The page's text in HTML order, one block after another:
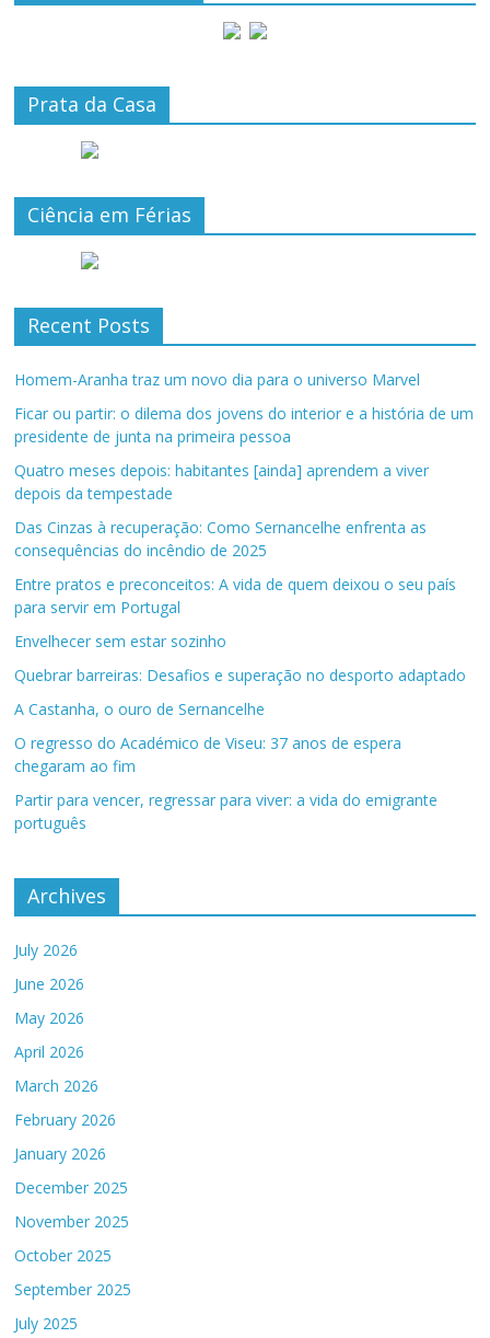
Prata da Casa
Ciência em Férias
Recent Posts
Homem-Aranha traz um novo dia para o universo Marvel
Ficar ou partir: o dilema dos jovens do interior e a história de um
presidente de junta na primeira pessoa
Quatro meses depois: habitantes [ainda] aprendem a viver
depois da tempestade
Das Cinzas à recuperação: Como Sernancelhe enfrenta as
consequências do incêndio de 2025
Entre pratos e preconceitos: A vida de quem deixou o seu país
para servir em Portugal
Envelhecer sem estar sozinho
Quebrar barreiras: Desafios e superação no desporto adaptado
A Castanha, o ouro de Sernancelhe
O regresso do Académico de Viseu: 37 anos de espera
chegaram ao fim
Partir para vencer, regressar para viver: a vida do emigrante
português
Archives
July 2026
June 2026
May 2026
April 2026
March 2026
February 2026
January 2026
December 2025
November 2025
October 2025
September 2025
July 2025